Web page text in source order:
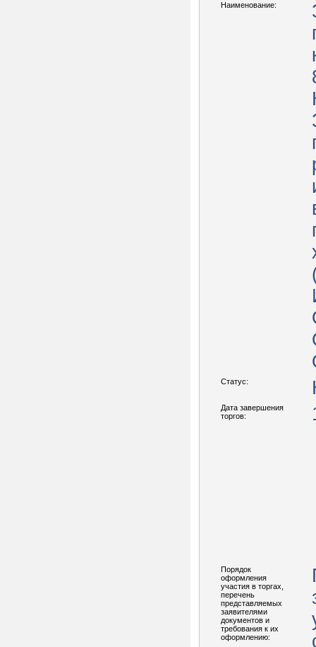
Наименование:
Статус:
Дата завершения
торгов:
Порядок
оформления
участия в торгах,
перечень
представляемых
заявителями
документов и
требования к их
оформлению: